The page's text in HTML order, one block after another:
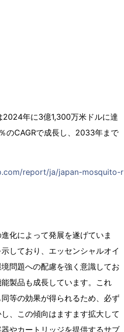
2024年に3億1,300万米ドルに達
のCAGRで成長し、2033年まで
report/ja/japan-mosquito-r
化によって発展を遂げていま
しており、エッセンシャルオイ
問題への配慮を強く意識してお
製品も成長しています。これ
等の効果が得られるため、必ず
、この傾向はますます拡大して
やカートリッジを提供するサブ